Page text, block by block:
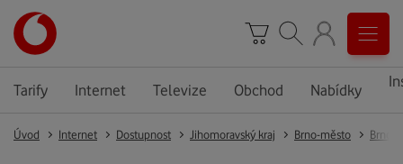
Tarify Internet Televize Obchod Nabídky
Úvod Internet Dostupnost Jihomoravský kraj Brno-město Brno